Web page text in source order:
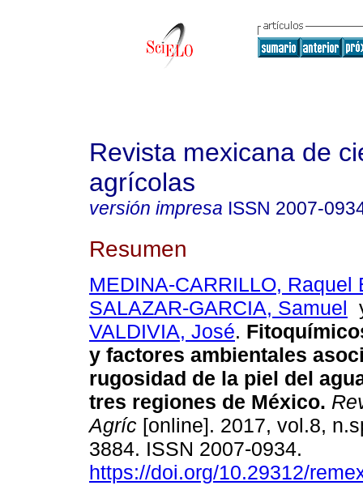
Revista mexicana de
agrícolas
versión impresa ISSN 2007-
Resumen
MEDINA-CARRILLO, Raquel
SALAZAR-GARCIA, Samuel
VALDIVIA, José.
y factores ambientales
rugosidad de la piel del
tres regiones de México.
Agríc [online]. 2017, vol.8,
3884. ISSN 2007-0934.
https://doi.org/10.29312/